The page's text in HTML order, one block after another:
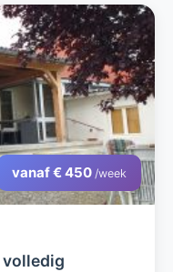
vanaf € 450 /week
volledig